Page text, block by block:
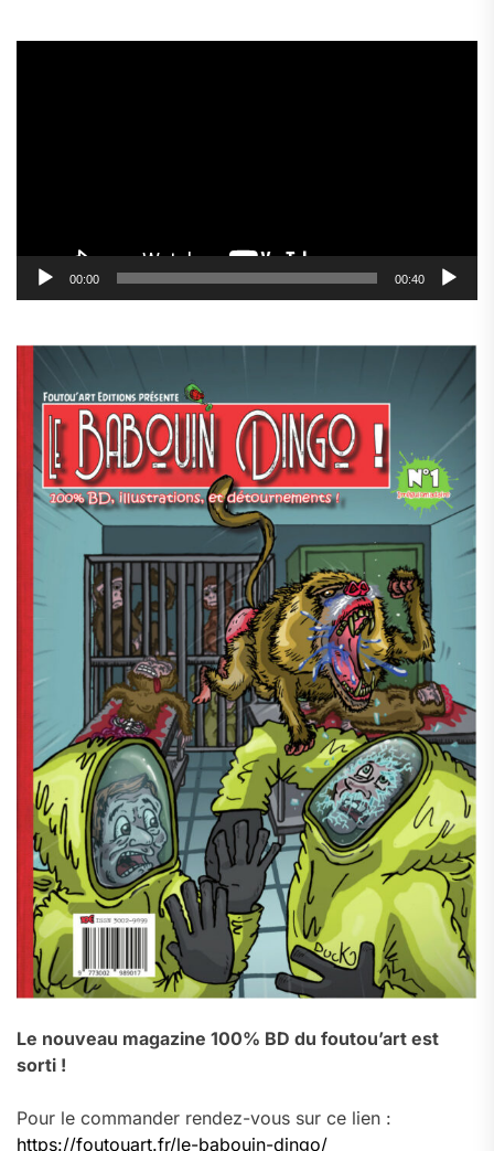
00:00 00:40
Le nouveau magazine 100% BD du foutou’art est
sorti !
Pour le commander rendez-vous sur ce lien :
https://foutouart.fr/le-babouin-dingo/